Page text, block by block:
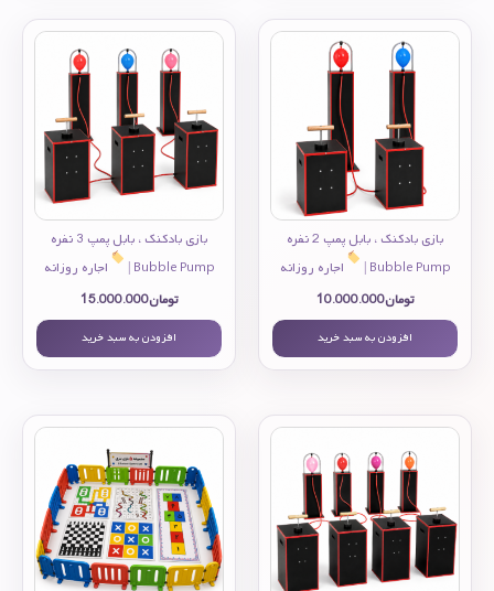
بازی بادکنک ، بابل پمپ 2 نفره
Bubble Pump |
اجاره روزانه
تومان10.000.000
افزودن به سبد خرید
بازی بادکنک ، بابل پمپ 3 نفره
Bubble Pump |
اجاره روزانه
تومان15.000.000
افزودن به سبد خرید